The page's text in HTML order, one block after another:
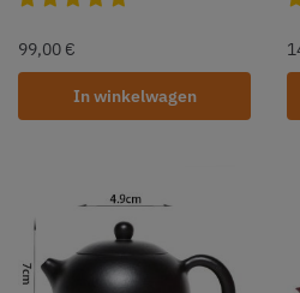
99,00 €
In winkelwagen